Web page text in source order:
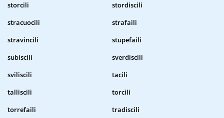
storcili
stordiscili
stracuocili
strafaili
stravincili
stupefaili
subiscili
sverdiscili
sviliscili
tacili
talliscili
torcili
torrefaili
tradiscili